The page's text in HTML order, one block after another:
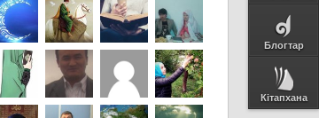
Блогтар
Кітапхана